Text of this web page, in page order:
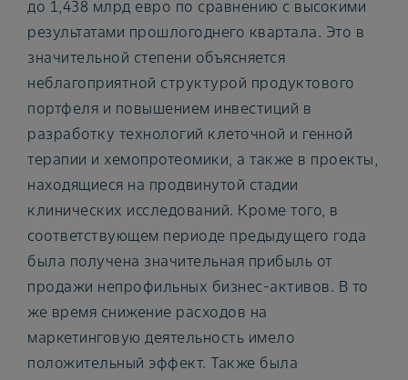
до 1,438 млрд евро по сравнению с высокими
результатами прошлогоднего квартала. Это в
значительной степени объясняется
неблагоприятной структурой продуктового
портфеля и повышением инвестиций в
разработку технологий клеточной и генной
терапии и хемопротеомики, а также в проекты,
находящиеся на продвинутой стадии
клинических исследований. Кроме того, в
соответствующем периоде предыдущего года
была получена значительная прибыль от
продажи непрофильных бизнес-активов. В то
же время снижение расходов на
маркетинговую деятельность имело
положительный эффект. Также была